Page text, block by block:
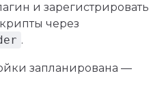
и зарегистрировать
через
.
запланирована —